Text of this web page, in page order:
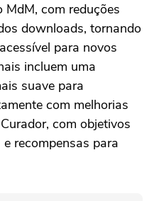
com reduções
downloads, tornando
para novos
incluem uma
suave para
com melhorias
com objetivos
recompensas para